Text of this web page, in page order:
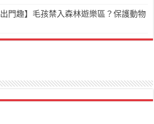
出門趣】毛孩禁入森林遊樂區？保護動物